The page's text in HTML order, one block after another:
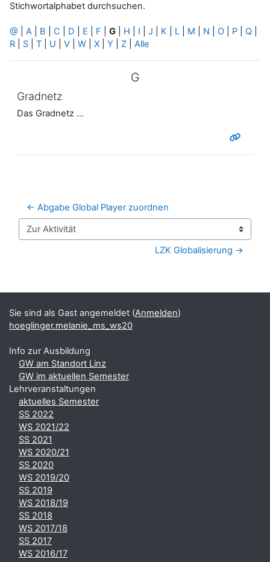
Stichwortalphabet durchsuchen.
@ A B C D E F G H I J K L M N O P Q
R
S T U V W X Y Z Alle
G
Gradnetz
Das Gradnetz ...
← Abgabe Global Player zuordnen
Zur Aktivität
LZK Globalisierung →
Ergänzungsblöcke
Sie sind als Gast angemeldet (Anmelden)
hoeglinger.melanie_ms_ws20
Info zur Ausbildung
GW am Standort Linz
GW im aktuellen Semester
Lehrveranstaltungen
aktuelles Semester
SS 2022
WS 2021/22
SS 2021
WS 2020/21
SS 2020
WS 2019/20
SS 2019
WS 2018/19
SS 2018
WS 2017/18
SS 2017
WS 2016/17